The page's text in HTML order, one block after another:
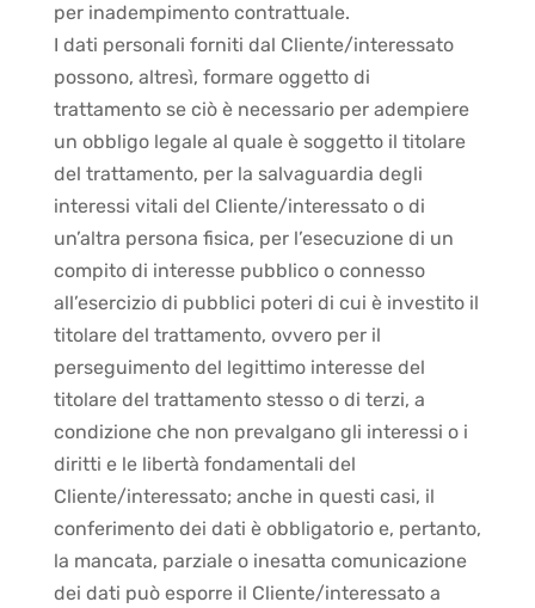
per inadempimento contrattuale.
I dati personali forniti dal Cliente/interessato
possono, altresì, formare oggetto di
trattamento se ciò è necessario per adempiere
un obbligo legale al quale è soggetto il titolare
del trattamento, per la salvaguardia degli
interessi vitali del Cliente/interessato o di
un’altra persona fisica, per l’esecuzione di un
compito di interesse pubblico o connesso
all’esercizio di pubblici poteri di cui è investito il
titolare del trattamento, ovvero per il
perseguimento del legittimo interesse del
titolare del trattamento stesso o di terzi, a
condizione che non prevalgano gli interessi o i
diritti e le libertà fondamentali del
Cliente/interessato; anche in questi casi, il
conferimento dei dati è obbligatorio e, pertanto,
la mancata, parziale o inesatta comunicazione
dei dati può esporre il Cliente/interessato a